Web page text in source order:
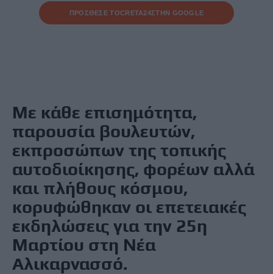
ΠΡΟΣΘΕΣΕ ΤΟCRETA24ΣΤΗΝ GOOGLE
Με κάθε επισημότητα,
παρουσία βουλευτών,
εκπροσώπων της τοπικής
αυτοδιοίκησης, φορέων αλλά
και πλήθους κόσμου,
κορυφώθηκαν οι επετειακές
εκδηλώσεις για την 25η
Μαρτίου στη Νέα
Αλικαρνασσό.